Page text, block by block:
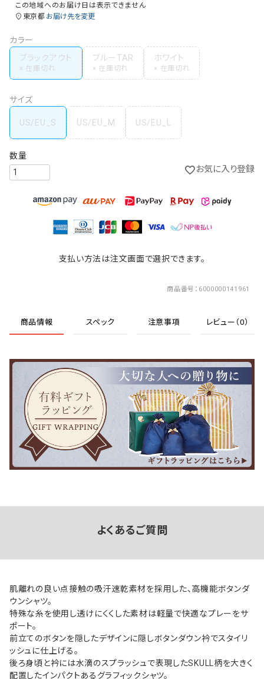
この地域へのお届け日は表示できません
東京都 お届け先を変更
カラー
ブラックアウト
ブルーTAR ホワイト
サイズ
US/EU_S US/EU_M US/EU_L
お気に入り登録
支払い方法は注文画面で選択できます。
商品番号 6000000141961
商品情報 スペック 注意事項 レビュー（0）
よくあるご質問
肌離れの良い点接触の吸汗速乾素材を採用した、高機能ボタンダ
ウンシャツ。
特殊な糸を使用し透けにくくした素材は軽量で快適なプレーをサ
ポート。
前立てのボタンを隠したデザインに隠しボタンダウン衿でスタイリ
ッシュに仕上げる。
後ろ身頃と衿には水滴のスプラッシュで表現したSKULL柄を大きく
配置したインパクトあるグラフィックシャツ。